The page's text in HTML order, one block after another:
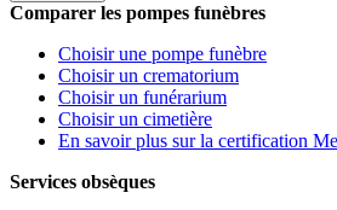
Comparer les pompes funèbres
Choisir une pompe funèbre
Choisir un crematorium
Choisir un funérarium
Choisir un cimetière
En savoir plus sur la certification
Services obsèques